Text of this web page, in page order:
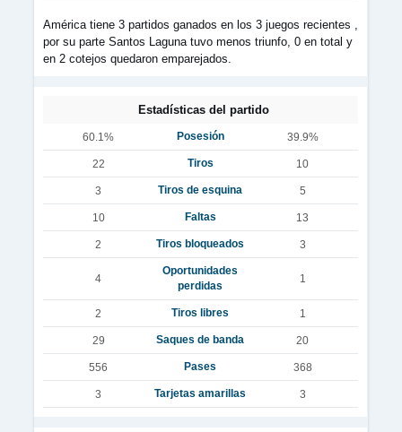
América tiene 3 partidos ganados en los 3 juegos recientes ,
por su parte Santos Laguna tuvo menos triunfo, 0 en total y
en 2 cotejos quedaron emparejados.
Estadísticas del partido
60.1% Posesión 39.9%
22 Tiros 10
3 Tiros de esquina 5
10 Faltas 13
2 Tiros bloqueados 3
4
Oportunidades
perdidas
1
2 Tiros libres 1
29 Saques de banda 20
556 Pases 368
3 Tarjetas amarillas 3